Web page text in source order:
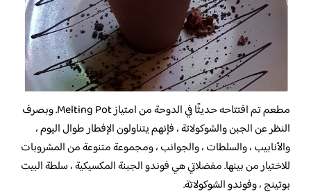
مطعم تم افتتاحه حديثًا في الدوحة من امتياز Melting Pot. وبصرف
النظر عن الجبن والشوكولاتة ، فإنهم يتناولون الإفطار طوال اليوم ،
والأنابيب ، والسلطات ، والجوانب ، ومجموعة متنوعة من المشروبات
للاختيار من بينها. مفضلاتي هي فوندو الجبنة المكسيكية ، سلطة البيت
بوتينج ، وفوندو الشوكولاتة.